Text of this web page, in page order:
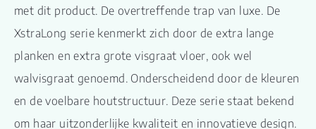
met dit product. De overtreffende trap van luxe. De
XstraLong serie kenmerkt zich door de extra lange
planken en extra grote visgraat vloer, ook wel
walvisgraat genoemd. Onderscheidend door de kleuren
en de voelbare houtstructuur. Deze serie staat bekend
om haar uitzonderlijke kwaliteit en innovatieve design.